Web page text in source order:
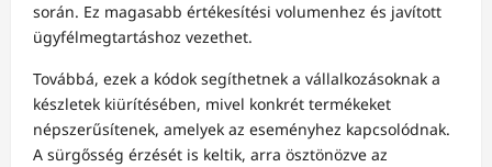
során. Ez magasabb értékesítési volumenhez és javított
ügyfélmegtartáshoz vezethet.
Továbbá, ezek a kódok segíthetnek a vállalkozásoknak a
készletek kiürítésében, mivel konkrét termékeket
népszerűsítenek, amelyek az eseményhez kapcsolódnak.
A sürgősség érzését is keltik, arra ösztönözve az